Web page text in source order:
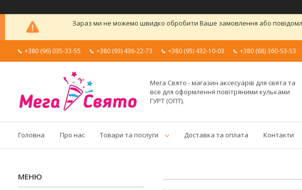
Зараз ми не можемо швидко обробити Ваше замовлення або
+380 (96) 035-33-55 +380 (93) 436-22-73 +380 (95) 432-10-03 +380 (68) 360-53-53
Мега Свято - магазин аксесуарів для свята та
все для оформлення повітряними кульками
ГУРТ (ОПТ).
Головна Про нас Товари та послуги Доставка та оплата Контакти